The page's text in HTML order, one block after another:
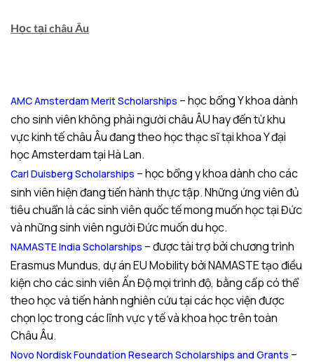
Học tại châu Âu
AMC Amsterdam Merit Scholarships – học bổng Y khoa dành
cho sinh viên không phải người châu ÂU hay đến từ khu
vực kinh tế châu Âu đang theo học thạc sĩ tại khoa Y đại
học Amsterdam tại Hà Lan.
Carl Duisberg Scholarships – học bổng y khoa dành cho các
sinh viên hiện đang tiến hành thực tập. Những ứng viên đủ
tiêu chuẩn là các sinh viên quốc tế mong muốn học tại Đức
và những sinh viên người Đức muốn du học.
NAMASTE India Scholarships – được tài trợ bởi chương trình
Erasmus Mundus, dự án EU Mobility bởi NAMASTE tạo điều
kiện cho các sinh viên Ấn Độ mọi trình độ, bằng cấp có thể
theo học và tiến hành nghiên cứu tại các học viện được
chọn lọc trong các lĩnh vực y tế và khoa học trên toàn
Châu Âu.
Novo Nordisk Foundation Research Scholarships and Grants –